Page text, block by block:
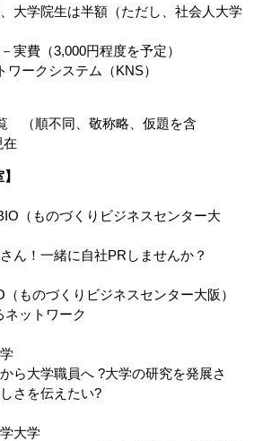
は半額（ただし、社会人大学
3,000円程度を予定）
ークシステム（KNS）
（順不同、敬称略、仮題を含
（ものづくりビジネスセンター大
！一緒に自社PRしませんか？
ものづくりビジネスセンター大阪）
ットワーク
大学職員へ ?大学の研究を発展さ
さを伝えたい?
大学